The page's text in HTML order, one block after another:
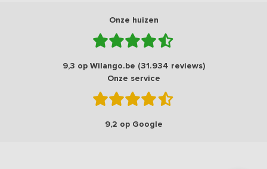
Onze huizen
9,3 op Wilango.be (31.934 reviews)
Onze service
9,2 op Google